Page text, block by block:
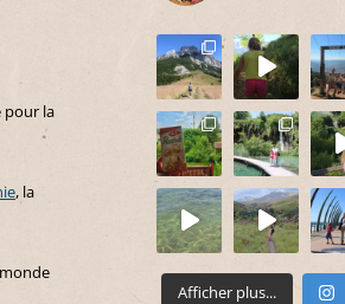
pour la
, la
Afficher plus...